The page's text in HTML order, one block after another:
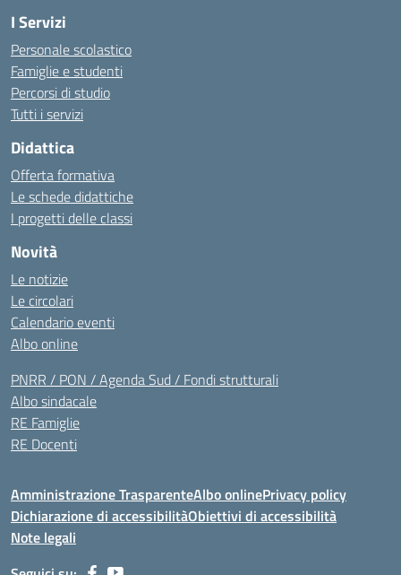
I Servizi
Personale scolastico
Famiglie e studenti
Percorsi di studio
Tutti i servizi
Didattica
Offerta formativa
Le schede didattiche
I progetti delle classi
Novità
Le notizie
Le circolari
Calendario eventi
Albo online
PNRR / PON / Agenda Sud / Fondi strutturali
Albo sindacale
RE Famiglie
RE Docenti
Amministrazione TrasparenteAlbo onlinePrivacy policy
Dichiarazione di accessibilitàObiettivi di accessibilità
Note legali